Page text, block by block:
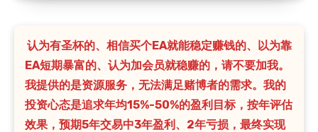
认为有圣杯的、相信买个EA就能稳定赚钱的、以为靠
EA短期暴富的、认为加会员就稳赚的，请不要加我。
我提供的是资源服务，无法满足赌博者的需求。我的
投资心态是追求年均15%-50%的盈利目标，按年评估
效果，预期5年交易中3年盈利、2年亏损，最终实现